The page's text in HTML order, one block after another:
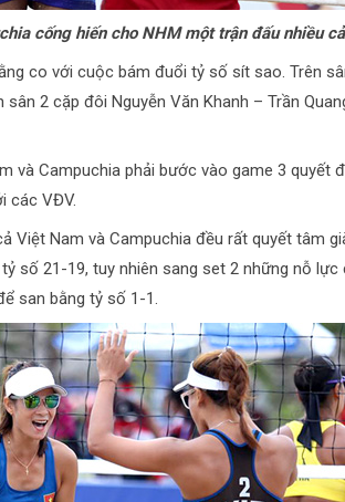
cống hiến cho NHM một trận đấu nhiều
co với cuộc bám đuổi tỷ số sít sao. Trên
2 cặp đôi Nguyễn Văn Khanh – Trần
và Campuchia phải bước vào game 3 quyết
các VĐV.
Việt Nam và Campuchia đều rất quyết tâm
số 21-19, tuy nhiên sang set 2 những nỗ lực
san bằng tỷ số 1-1.